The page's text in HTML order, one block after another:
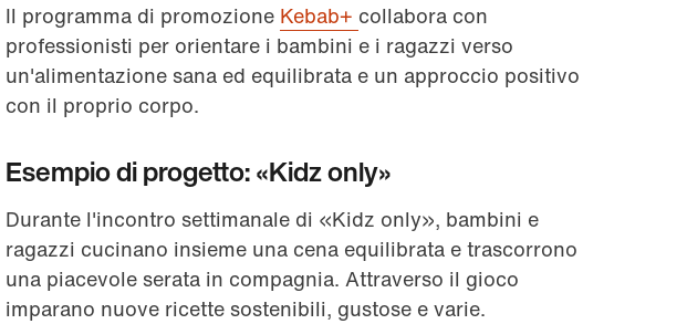
Il programma di promozione Kebab+ collabora con
professionisti per orientare i bambini e i ragazzi verso
un'alimentazione sana ed equilibrata e un approccio positivo
con il proprio corpo.
Esempio di progetto: «Kidz only»
Durante l'incontro settimanale di «Kidz only», bambini e
ragazzi cucinano insieme una cena equilibrata e trascorrono
una piacevole serata in compagnia. Attraverso il gioco
imparano nuove ricette sostenibili, gustose e varie.